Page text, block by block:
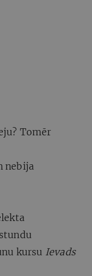
Tomēr
nebija
kursu Ievads